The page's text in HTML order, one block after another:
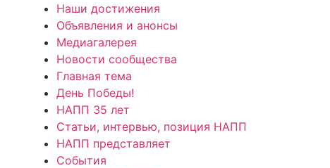
Наши достижения
Объявления и анонсы
Медиагалерея
Новости сообщества
Главная тема
День Победы!
НАПП 35 лет
Статьи, интервью, позиция НАПП
НАПП представляет
События